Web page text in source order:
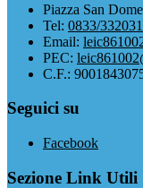
Piazza San
Tel: 0833/332031
Email:
PEC:
C.F.:
Seguici su
Facebook
Sezione Link Utili